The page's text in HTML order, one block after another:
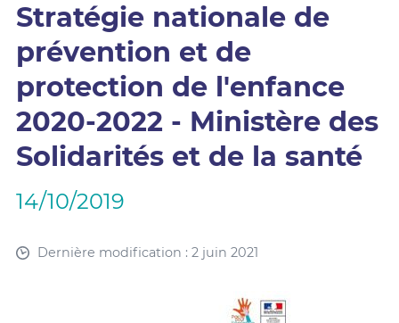
Stratégie nationale de
prévention et de
protection de l'enfance
2020-2022 - Ministère des
Solidarités et de la santé
14/10/2019
Dernière modification : 2 juin 2021